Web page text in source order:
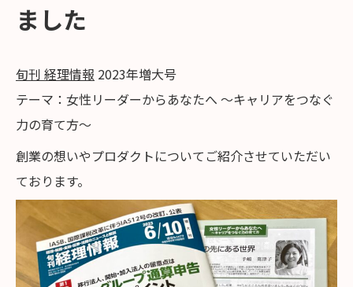
ました
旬刊 経理情報 2023年増大号
テーマ：女性リーダーからあなたへ 〜キャリアをつなぐ
力の育て方〜
創業の想いやプロダクトについてご紹介させていただい
ております。